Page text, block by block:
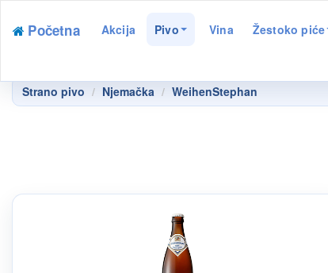
Početna Akcija Pivo Vina Žestoko piće
Strano pivo
Njemačka WeihenStephan